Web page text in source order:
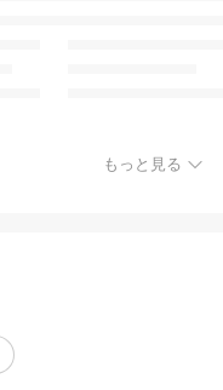
もっと見る